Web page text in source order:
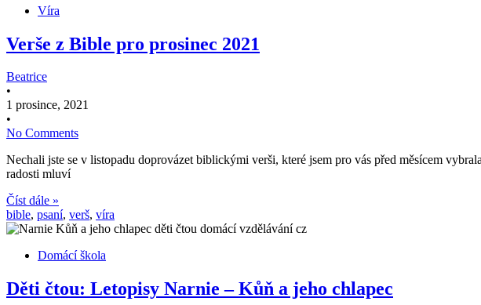
Víra
Verše z Bible pro prosinec 2021
Beatrice
•
1 prosince, 2021
•
No Comments
Nechali jste se v listopadu doprovázet biblickými verši, které jsem pro vás před měsícem
radosti mluví
Číst dále »
bible, psaní, verš, víra
Domácí škola
Děti čtou: Letopisy Narnie – Kůň a jeho chlapec